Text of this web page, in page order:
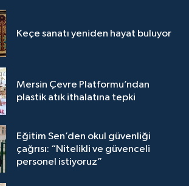
Keçe sanatı yeniden hayat buluyor
Mersin Çevre Platformu’ndan
plastik atık ithalatına tepki
Eğitim Sen’den okul güvenliği
çağrısı: “Nitelikli ve güvenceli
personel istiyoruz”